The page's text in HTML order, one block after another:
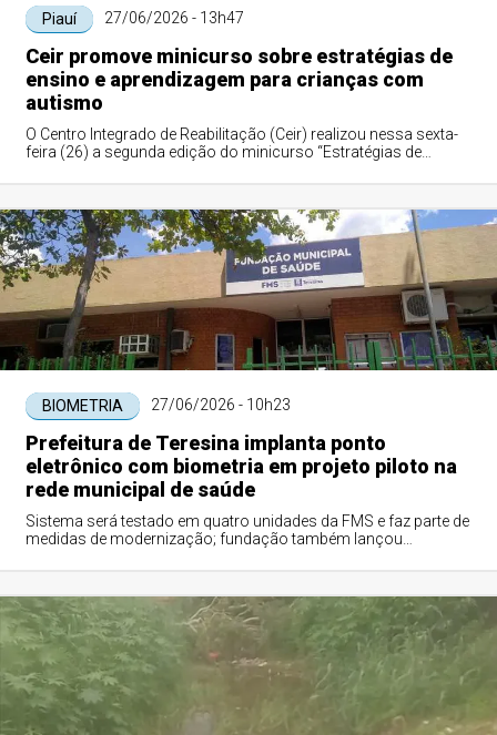
Piauí 27/06/2026 - 13h47
Ceir promove minicurso sobre estratégias de
ensino e aprendizagem para crianças com
autismo
O Centro Integrado de Reabilitação (Ceir) realizou nessa sexta-
feira (26) a segunda edição do minicurso “Estratégias de
BIOMETRIA 27/06/2026 - 10h23
Prefeitura de Teresina implanta ponto
eletrônico com biometria em projeto piloto na
rede municipal de saúde
Sistema será testado em quatro unidades da FMS e faz parte de
medidas de modernização; fundação também lançou